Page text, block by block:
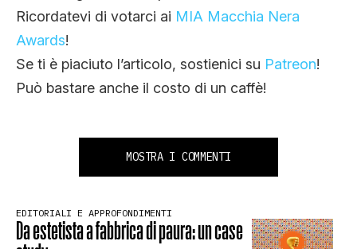
Ricordatevi di votarci ai MIA Macchia Nera
Awards!
Se ti è piaciuto l’articolo, sostienici su Patreon!
Può bastare anche il costo di un caffè!
MOSTRA I COMMENTI
EDITORIALI E APPROFONDIMENTI
Da estetista a fabbrica di paura: un case